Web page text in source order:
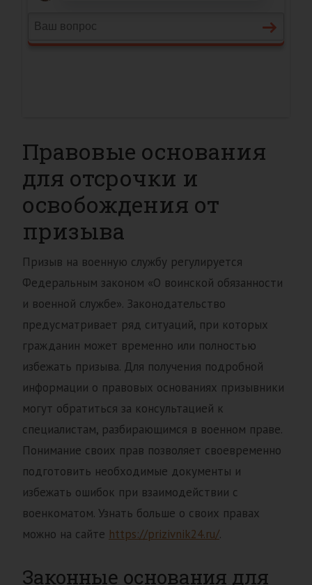
Правовые основания
для отсрочки и
освобождения от
призыва
Призыв на военную службу регулируется
Федеральным законом «О воинской обязанности
и военной службе». Законодательство
предусматривает ряд ситуаций, при которых
гражданин может временно или полностью
избежать призыва. Для получения подробной
информации о правовых основаниях призывники
могут обратиться за консультацией к
специалистам, разбирающимся в военном праве.
Понимание своих прав позволяет своевременно
подготовить необходимые документы и
избежать ошибок при взаимодействии с
военкоматом. Узнать больше о своих правах
можно на сайте https://prizivnik24.ru/.
Законные основания для